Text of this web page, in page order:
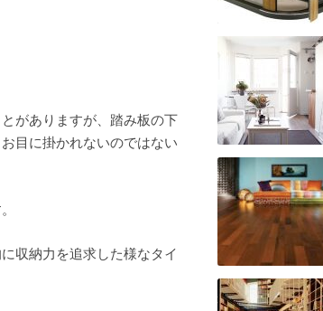
がありますが、踏み板の下
目に掛かれないのではない
収納力を追求した様なタイ